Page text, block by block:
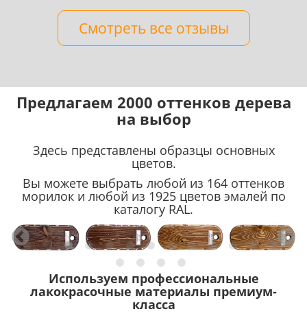
Смотреть все отзывы
Предлагаем 2000 оттенков дерева
на выбор
Здесь представлены образцы основных
цветов.
Вы можете выбрать любой из 164 оттенков
морилок и любой из 1925 цветов эмалей по
каталогу RAL.
Используем профессиональные
лакокрасочные материалы премиум-
класса